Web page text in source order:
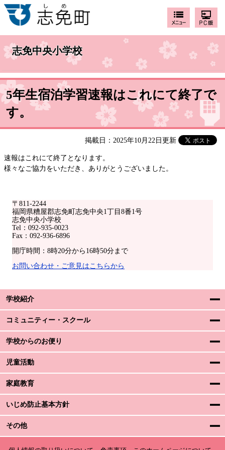
志免中央小学校
〒811-2244
福岡県糟屋郡志免町志免中央1丁目8番1号
志免中央小学校
Tel：092-935-0023
Fax：092-936-6896
開庁時間：8時20分から16時50分まで
お問い合わせ・ご意見はこちらから
学校紹介
コミュニティー・スクール
学校からのお便り
児童活動
家庭教育
いじめ防止基本方針
その他
5年生宿泊学習速報はこれにて終了で
す。
掲載日：2025年10月22日更新
速報はこれにて終了となります。
様々なご協力をいただき、ありがとうございました。